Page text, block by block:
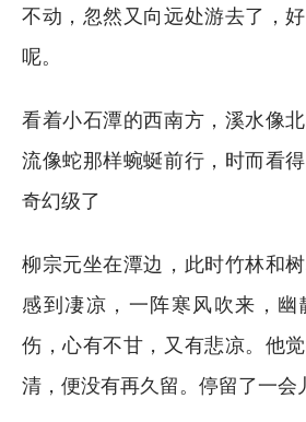
不动，忽然又向远处游去了，
呢。
看着小石潭的西南方，溪水像
流像蛇那样蜿蜒前行，时而看
奇幻级了
柳宗元坐在潭边，此时竹林和
感到凄凉，一阵寒风吹来，
伤，心有不甘，又有悲凉。他
清，便没有再久留。停留了一会